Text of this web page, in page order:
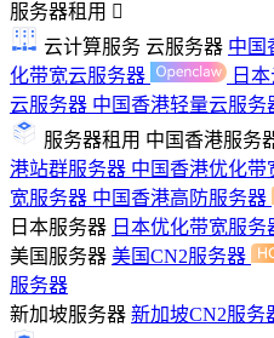
服务器租用
云计算服务 云服务器 中国
化带宽云服务器
日
云服务器 中国香港轻量云服务
服务器租用 中国香港服务
港站群服务器 中国香港优化带
宽服务器 中国香港高防服务器
日本服务器 日本优化带宽服务
美国服务器 美国CN2服务器
服务器
新加坡服务器 新加坡CN2服务